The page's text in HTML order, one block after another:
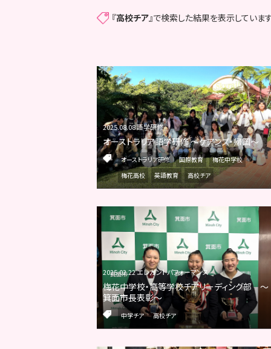
『高校チア』で検索した結果を表示しています
2025.08.08 語学研修
オーストラリア語学研修 ～ケアンズ・帰国～
オーストラリア研修 国際教育
梅花中学校
梅花高校
英語教育 高校チア
2025.02.22 エレガントパフォーマンス
梅花中学校・高等学校チアリーディング部 ～
箕面市長表彰～
中学チア 高校チア